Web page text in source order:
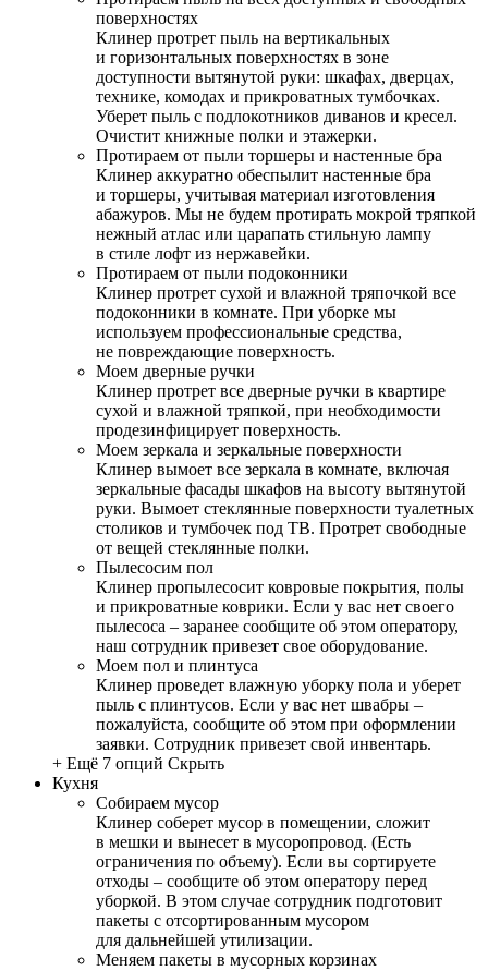
поверхностях
Клинер протрет пыль на вертикальных
и горизонтальных поверхностях в зоне
доступности вытянутой руки: шкафах, дверцах,
технике, комодах и прикроватных тумбочках.
Уберет пыль с подлокотников диванов и кресел.
Очистит книжные полки и этажерки.
Протираем от пыли торшеры и настенные бра
Клинер аккуратно обеспылит настенные бра
и торшеры, учитывая материал изготовления
абажуров. Мы не будем протирать мокрой тряпкой
нежный атлас или царапать стильную лампу
в стиле лофт из нержавейки.
Протираем от пыли подоконники
Клинер протрет сухой и влажной тряпочкой все
подоконники в комнате. При уборке мы
используем профессиональные средства,
не повреждающие поверхность.
Моем дверные ручки
Клинер протрет все дверные ручки в квартире
сухой и влажной тряпкой, при необходимости
продезинфицирует поверхность.
Моем зеркала и зеркальные поверхности
Клинер вымоет все зеркала в комнате, включая
зеркальные фасады шкафов на высоту вытянутой
руки. Вымоет стеклянные поверхности туалетных
столиков и тумбочек под ТВ. Протрет свободные
от вещей стеклянные полки.
Пылесосим пол
Клинер пропылесосит ковровые покрытия, полы
и прикроватные коврики. Если у вас нет своего
пылесоса – заранее сообщите об этом оператору,
наш сотрудник привезет свое оборудование.
Моем пол и плинтуса
Клинер проведет влажную уборку пола и уберет
пыль с плинтусов. Если у вас нет швабры –
пожалуйста, сообщите об этом при оформлении
заявки. Сотрудник привезет свой инвентарь.
+ Ещё 7 опций Скрыть
Кухня
Собираем мусор
Клинер соберет мусор в помещении, сложит
в мешки и вынесет в мусоропровод. (Есть
ограничения по объему). Если вы сортируете
отходы – сообщите об этом оператору перед
уборкой. В этом случае сотрудник подготовит
пакеты с отсортированным мусором
для дальнейшей утилизации.
Меняем пакеты в мусорных корзинах